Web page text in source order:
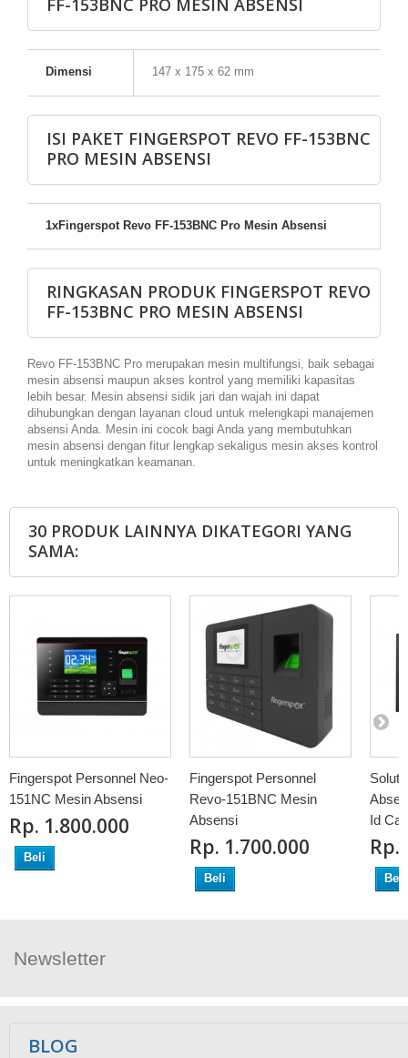
Dimensi 147 x 175 x 62 mm
ISI PAKET FINGERSPOT REVO FF-153BNC
PRO MESIN ABSENSI
1xFingerspot Revo FF-153BNC Pro Mesin Absensi
RINGKASAN PRODUK FINGERSPOT REVO
FF-153BNC PRO MESIN ABSENSI
Revo FF-153BNC Pro merupakan mesin multifungsi, baik sebagai
mesin absensi maupun akses kontrol yang memiliki kapasitas
lebih besar. Mesin absensi sidik jari dan wajah ini dapat
dihubungkan dengan layanan cloud untuk melengkapi manajemen
absensi Anda. Mesin ini cocok bagi Anda yang membutuhkan
mesin absensi dengan fitur lengkap sekaligus mesin akses kontrol
untuk meningkatkan keamanan.
30 PRODUK LAINNYA DIKATEGORI YANG
SAMA:
Fingerspot Personnel Neo-
151NC Mesin Absensi
Rp‎. 1.800.000
Beli
Fingerspot Personnel
Revo-151BNC Mesin
Absensi
Rp‎. 1.700.000
Beli
Id
Rp‎.
Beli
Newsletter
BLOG